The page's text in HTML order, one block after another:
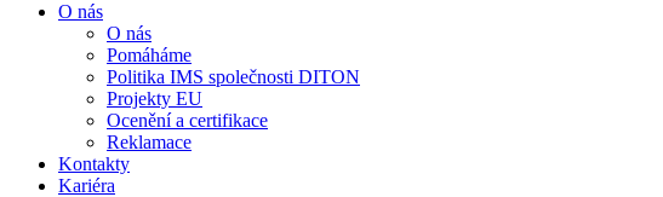
O nás
O nás
Pomáháme
Politika IMS společnosti DITON
Projekty EU
Ocenění a certifikace
Reklamace
Kontakty
Kariéra